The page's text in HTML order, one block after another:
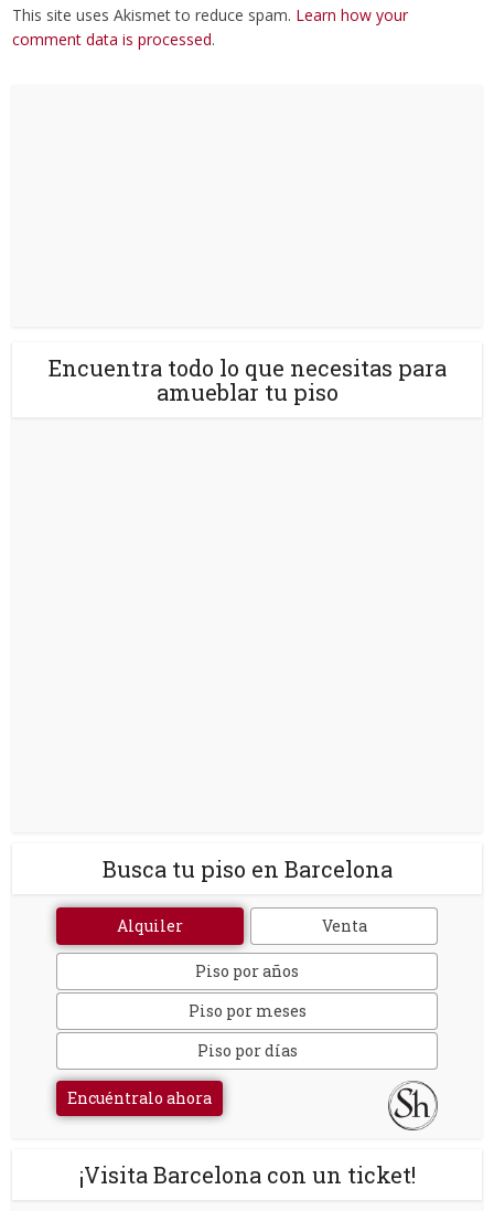
This site uses Akismet to reduce spam. Learn how your
comment data is processed.
Encuentra todo lo que necesitas para
amueblar tu piso
Busca tu piso en Barcelona
Alquiler Venta
Piso por años
Piso por meses
Piso por días
Encuéntralo ahora
¡Visita Barcelona con un ticket!